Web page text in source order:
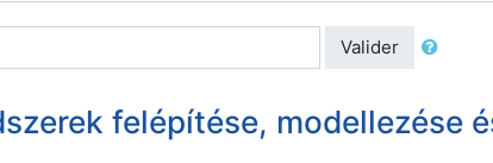
Valider
felépítése, modellezése